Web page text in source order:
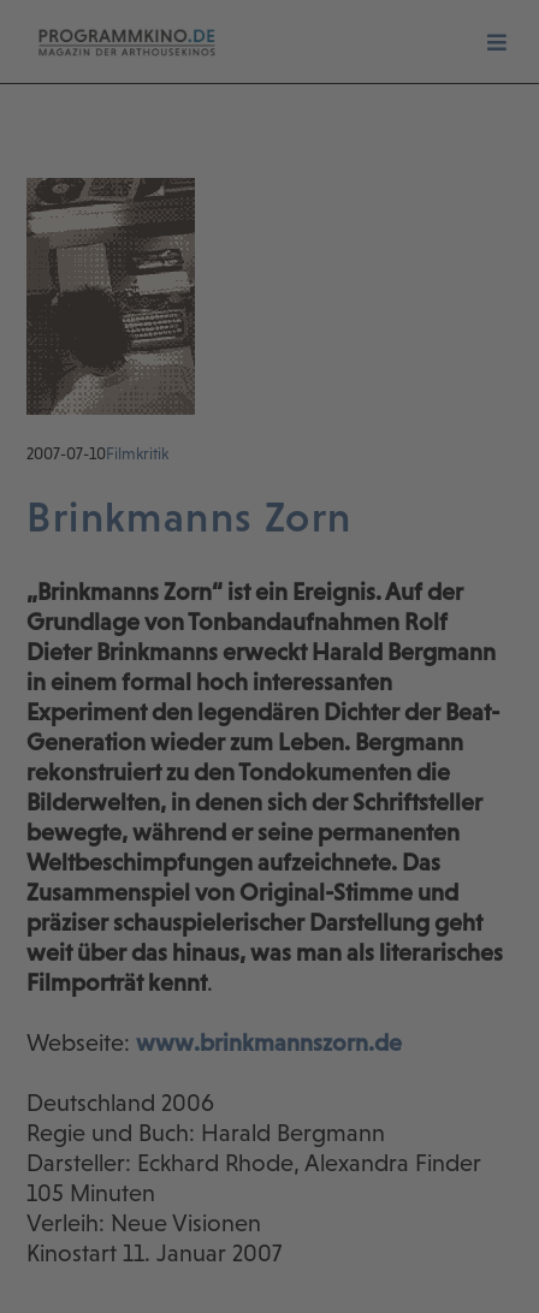
2007-07-10Filmkritik
Brinkmanns Zorn
„Brinkmanns Zorn“ ist ein Ereignis. Auf der
Grundlage von Tonbandaufnahmen Rolf
Dieter Brinkmanns erweckt Harald Bergmann
in einem formal hoch interessanten
Experiment den legendären Dichter der Beat-
Generation wieder zum Leben. Bergmann
rekonstruiert zu den Tondokumenten die
Bilderwelten, in denen sich der Schriftsteller
bewegte, während er seine permanenten
Weltbeschimpfungen aufzeichnete. Das
Zusammenspiel von Original-Stimme und
präziser schauspielerischer Darstellung geht
weit über das hinaus, was man als literarisches
Filmporträt kennt.
Webseite:www.brinkmannszorn.de
Deutschland 2006
Regie und Buch: Harald Bergmann
Darsteller: Eckhard Rhode, Alexandra Finder
105 Minuten
Verleih: Neue Visionen
Kinostart 11. Januar 2007